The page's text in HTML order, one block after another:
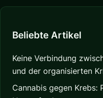
Beliebte Artikel
Keine Verbindung
und der organisierten
Cannabis gegen Krebs: